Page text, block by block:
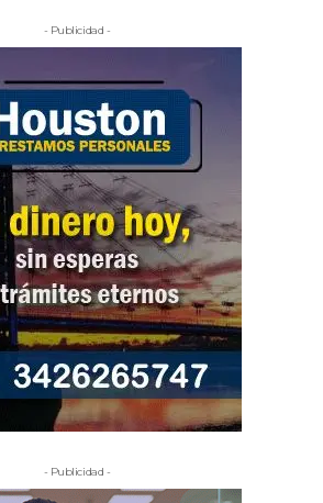
- Publicidad -
- Publicidad -